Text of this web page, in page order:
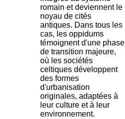
romain et deviennent le
noyau de cités
antiques. Dans tous les
cas, les oppidums
témoignent d'une phase
de transition majeure,
où les sociétés
celtiques développent
des formes
d'urbanisation
originales, adaptées à
leur culture et à leur
environnement.